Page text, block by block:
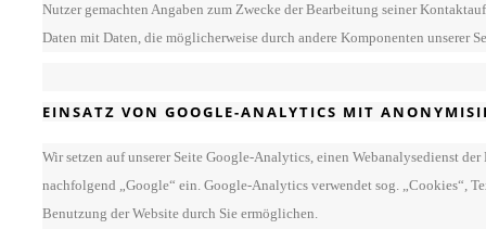
Nutzer gemachten Angaben zum Zwecke der Bearbeitung seiner
Daten mit Daten, die möglicherweise durch andere Komponenten unserer
EINSATZ VON GOOGLE-ANALYTICS MIT
Wir setzen auf unserer Seite Google-Analytics, einen Webanalysedienst
nachfolgend „Google“ ein. Google-Analytics verwendet sog. „Cookies“,
Benutzung der Website durch Sie ermöglichen.